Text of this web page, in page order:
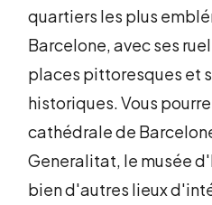
quartiers les plus
Barcelone, avec ses
places pittoresques et
historiques. Vous
cathédrale de
Generalitat, le musée
bien d'autres lieux